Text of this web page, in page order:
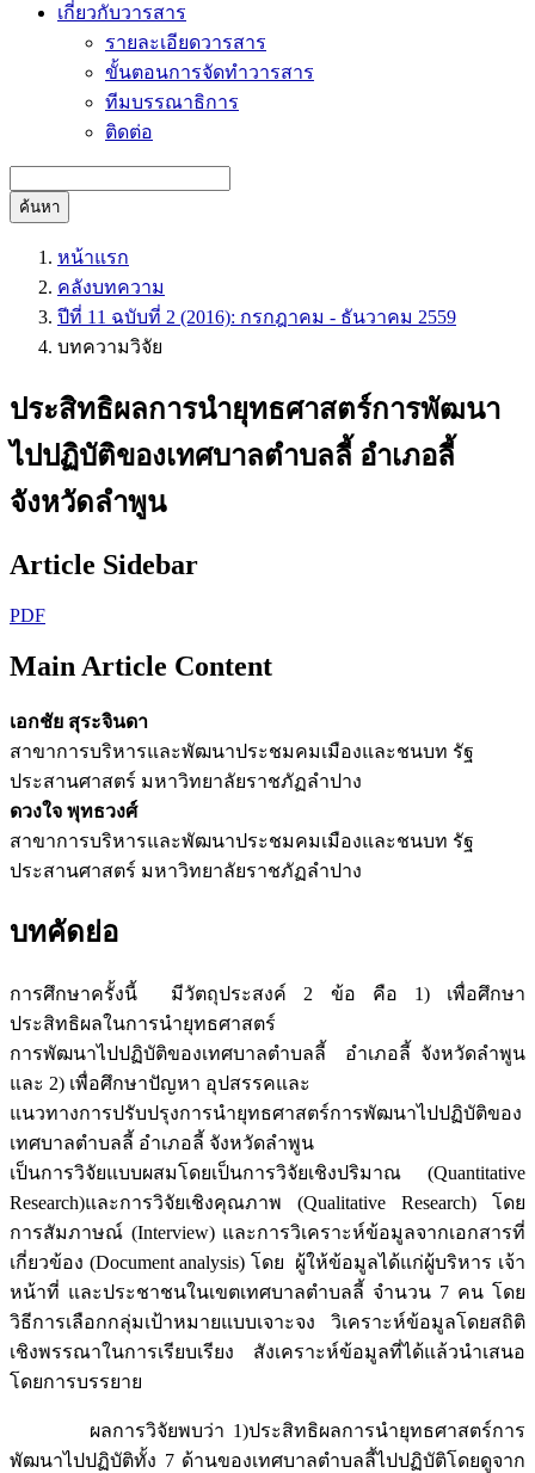
เกี่ยวกับวารสาร
รายละเอียดวารสาร
ขั้นตอนการจัดทำวารสาร
ทีมบรรณาธิการ
ติดต่อ
ค้นหา
หน้าแรก
คลังบทความ
ปีที่ 11 ฉบับที่ 2 (2016): กรกฎาคม - ธันวาคม 2559
บทความวิจัย
ประสิทธิผลการนำยุทธศาสตร์การพัฒนา
ไปปฏิบัติของเทศบาลตำบลลี้ อำเภอลี้
จังหวัดลำพูน
Article Sidebar
PDF
Main Article Content
เอกชัย สุระจินดา
สาขาการบริหารและพัฒนาประชมคมเมืองและชนบท รัฐ
ประสานศาสตร์ มหาวิทยาลัยราชภัฏลำปาง
ดวงใจ พุทธวงศ์
สาขาการบริหารและพัฒนาประชมคมเมืองและชนบท รัฐ
ประสานศาสตร์ มหาวิทยาลัยราชภัฏลำปาง
บทคัดย่อ
การศึกษาครั้งนี้ มีวัตถุประสงค์ 2 ข้อ คือ 1) เพื่อศึกษา
ประสิทธิผลในการนำยุทธศาสตร์
การพัฒนาไปปฏิบัติของเทศบาลตำบลลี้ อำเภอลี้ จังหวัดลำพูน
และ 2) เพื่อศึกษาปัญหา อุปสรรคและ
แนวทางการปรับปรุงการนำยุทธศาสตร์การพัฒนาไปปฏิบัติของ
เทศบาลตำบลลี้ อำเภอลี้ จังหวัดลำพูน
เป็นการวิจัยแบบผสมโดยเป็นการวิจัยเชิงปริมาณ (Quantitative
Research)และการวิจัยเชิงคุณภาพ (Qualitative Research) โดย
การสัมภาษณ์ (Interview) และการวิเคราะห์ข้อมูลจากเอกสารที่
เกี่ยวข้อง (Document analysis) โดย ผู้ให้ข้อมูลได้แก่ผู้บริหาร เจ้า
หน้าที่ และประชาชนในเขตเทศบาลตำบลลี้ จำนวน 7 คน โดย
วิธีการเลือกกลุ่มเป้าหมายแบบเจาะจง วิเคราะห์ข้อมูลโดยสถิติ
เชิงพรรณาในการเรียบเรียง สังเคราะห์ข้อมูลที่ได้แล้วนำเสนอ
โดยการบรรยาย
ผลการวิจัยพบว่า 1)ประสิทธิผลการนำยุทธศาสตร์การ
พัฒนาไปปฏิบัติทั้ง 7 ด้านของเทศบาลตำบลลี้ไปปฏิบัติโดยดูจาก